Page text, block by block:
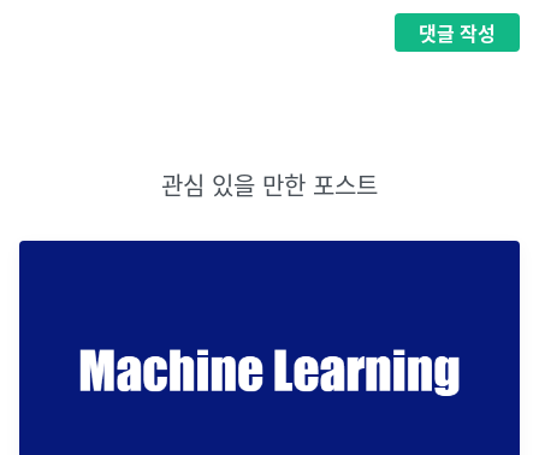
댓글 작성
관심 있을 만한 포스트